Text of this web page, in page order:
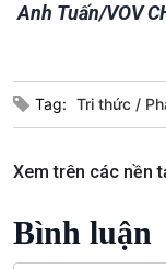
Podcast
Anh Tuấn/VOV
Tag: Tri thức
Xem trên các nền
Bình luận